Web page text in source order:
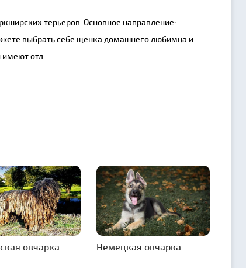
терьеров. Основное направление:
выбрать себе щенка домашнего любимца и
имеют отл
овчарка Немецкая овчарка